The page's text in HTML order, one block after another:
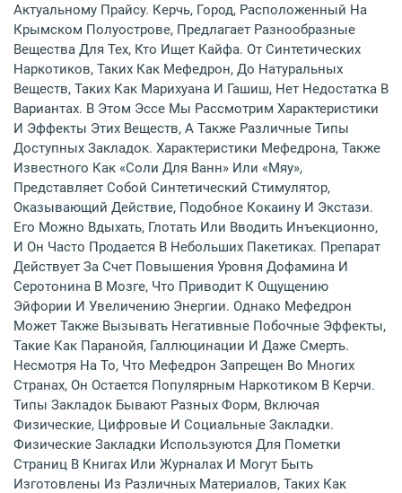
Актуальному Прайсу. Керчь, Город, Расположенный На
Крымском Полуострове, Предлагает Разнообразные
Вещества Для Тех, Кто Ищет Кайфа. От Синтетических
Наркотиков, Таких Как Мефедрон, До Натуральных
Веществ, Таких Как Марихуана И Гашиш, Нет Недостатка В
Вариантах. В Этом Эссе Мы Рассмотрим Характеристики
И Эффекты Этих Веществ, А Также Различные Типы
Доступных Закладок. Характеристики Мефедрона, Также
Известного Как «соли Для Ванн» Или «мяу»,
Представляет Собой Синтетический Стимулятор,
Оказывающий Действие, Подобное Кокаину И Экстази.
Его Можно Вдыхать, Глотать Или Вводить Инъекционно,
И Он Часто Продается В Небольших Пакетиках. Препарат
Действует За Счет Повышения Уровня Дофамина И
Серотонина В Мозге, Что Приводит К Ощущению
Эйфории И Увеличению Энергии. Однако Мефедрон
Может Также Вызывать Негативные Побочные Эффекты,
Такие Как Паранойя, Галлюцинации И Даже Смерть.
Несмотря На То, Что Мефедрон Запрещен Во Многих
Странах, Он Остается Популярным Наркотиком В Керчи.
Типы Закладок Бывают Разных Форм, Включая
Физические, Цифровые И Социальные Закладки.
Физические Закладки Используются Для Пометки
Страниц В Книгах Или Журналах И Могут Быть
Изготовлены Из Различных Материалов, Таких Как